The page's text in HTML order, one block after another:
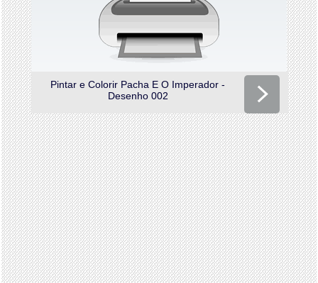
Pintar e Colorir Pacha E O Imperador -
Desenho 002